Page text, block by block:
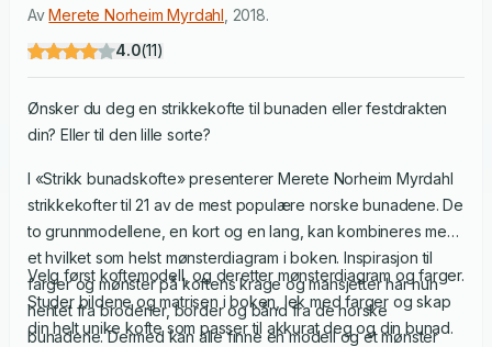
AvMerete Norheim Myrdahl 2018.
4.0(11)
Ønsker du deg en strikkekofte til bunaden eller festdrakten
din? Eller til den lille sorte?
I «Strikk bunadskofte» presenterer Merete Norheim Myrdahl
strikkekofter til 21 av de mest populære norske bunadene. De
to grunnmodellene, en kort og en lang, kan kombineres med
et hvilket som helst mønsterdiagram i boken. Inspirasjon til
farger og mønster på koftens krage og mansjetter har hun
hentet fra broderier, border og bånd fra de norske
bunadene. Dermed kan alle finne en modell og et mønster
Velg først koftemodell, og deretter mønsterdiagram og farger.
Studer bildene og matrisen i boken, lek med farger og skap
din helt unike kofte som passer til akkurat deg og din bunad.